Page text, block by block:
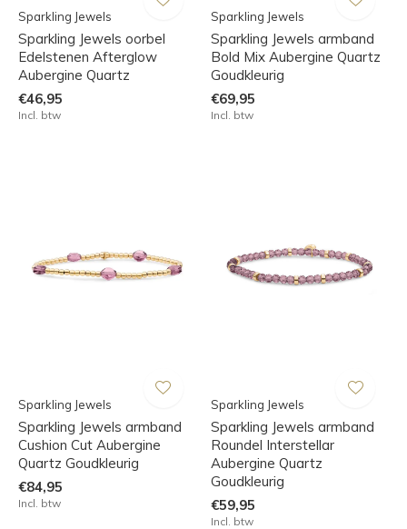
Sparkling Jewels
Sparkling Jewels oorbel
Edelstenen Afterglow
Aubergine Quartz
€46,95
Incl. btw
Sparkling Jewels
Sparkling Jewels armband
Bold Mix Aubergine Quartz
Goudkleurig
€69,95
Incl. btw
Sparkling Jewels
Sparkling Jewels armband
Cushion Cut Aubergine
Quartz Goudkleurig
€84,95
Incl. btw
Sparkling Jewels
Sparkling Jewels armband
Roundel Interstellar
Aubergine Quartz
Goudkleurig
€59,95
Incl. btw